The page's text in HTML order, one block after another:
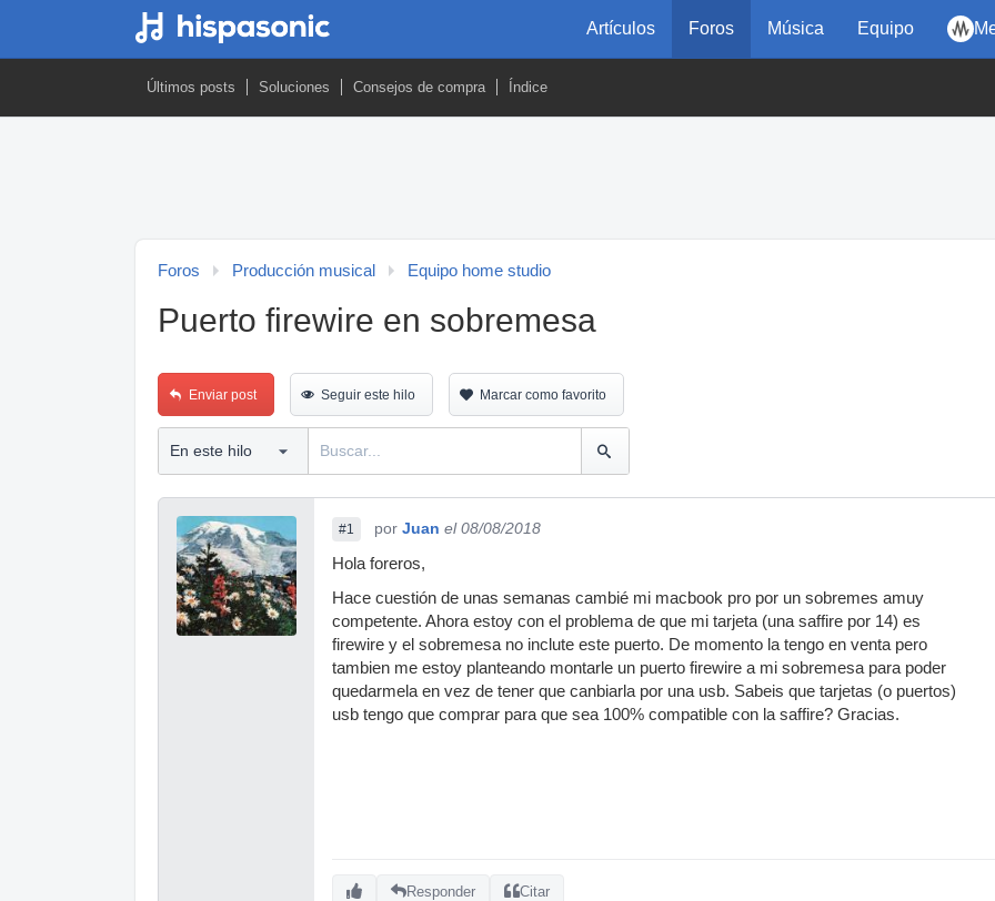
Artículos Foros Música Equipo
Últimos posts Soluciones Consejos de compra Índice
Foros Producción musical Equipo home studio
Puerto firewire en sobremesa
Enviar post Seguir este hilo Marcar como favorito
#1 por Juan el 08/08/2018
Hola foreros,
Hace cuestión de unas semanas cambié mi macbook pro por un sobremes amuy
competente. Ahora estoy con el problema de que mi tarjeta (una saffire por 14) es
firewire y el sobremesa no inclute este puerto. De momento la tengo en venta pero
tambien me estoy planteando montarle un puerto firewire a mi sobremesa para poder
quedarmela en vez de tener que canbiarla por una usb. Sabeis que tarjetas (o puertos)
usb tengo que comprar para que sea 100% compatible con la saffire? Gracias.
Responder Citar